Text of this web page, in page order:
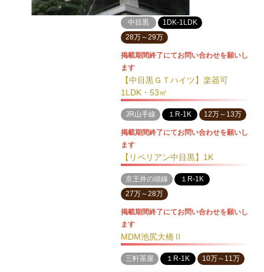
中目黒
1DK-1LDK
28万～29万
掲載期間終了にてお問い合わせを願いし
ます
【中目黒ＧＴハイツ】楽器可
1LDK・53㎡
JR山手線 １R-1K 12万～13万
掲載期間終了にてお問い合わせを願いし
ます
【リペリアン中目黒】1K
京王井の頭線
１R-1K
27万～28万
掲載期間終了にてお問い合わせを願いし
ます
MDM池尻大橋Ⅱ
三軒茶屋 １R-1K 10万～11万